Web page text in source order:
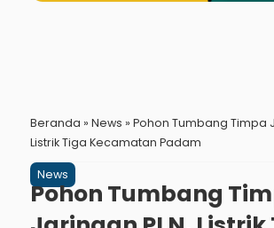
Beranda » News » Pohon Tumbang Timpa
Listrik Tiga Kecamatan Padam
News
Pohon Tumbang